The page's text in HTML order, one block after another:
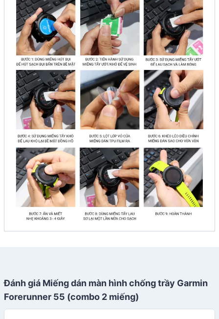
Đánh giá Miếng dán màn hình chống trầy Garmin
Forerunner 55 (combo 2 miếng)